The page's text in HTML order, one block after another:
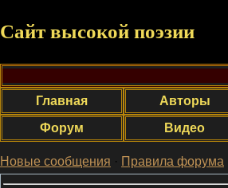
Сайт высокой поэзии
Главная
Авторы
Форум
Видео
Новые сообщения · Правила форума